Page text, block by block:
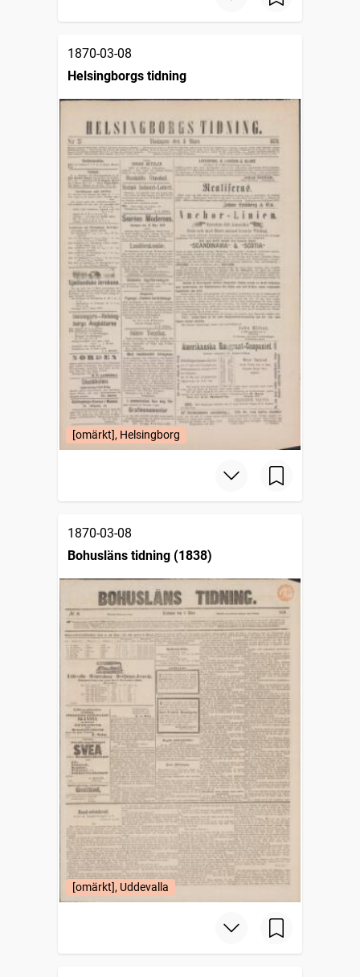
1870-03-08
Helsingborgs tidning
[omärkt], Helsingborg
1870-03-08
Bohusläns tidning (1838)
[omärkt], Uddevalla